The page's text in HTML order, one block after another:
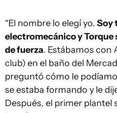
“El nombre lo elegí yo. Soy
electromecánico y
de fuerza. Estábamos con
club) en el baño del
preguntó cómo le
se estaba formando y le
Después, el primer plantel